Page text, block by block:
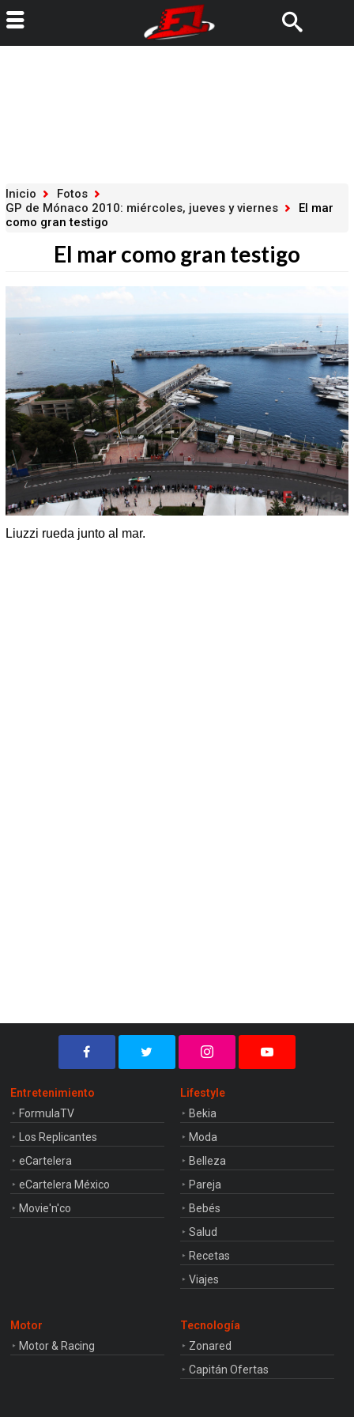
Inicio
Fotos
GP de Mónaco 2010: miércoles, jueves y viernes
El mar
como gran testigo
El mar como gran testigo
Liuzzi rueda junto al mar.
Entretenimiento
FormulaTV
Los Replicantes
eCartelera
eCartelera México
Movie'n'co
Lifestyle
Bekia
Moda
Belleza
Pareja
Bebés
Salud
Recetas
Viajes
Motor
Motor & Racing
Tecnología
Zonared
Capitán Ofertas